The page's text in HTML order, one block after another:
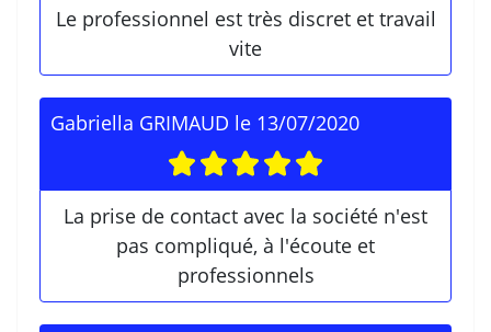
Le professionnel est très discret et travail
vite
Gabriella GRIMAUD le 13/07/2020
La prise de contact avec la société n'est
pas compliqué, à l'écoute et
professionnels